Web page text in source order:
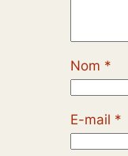
Nom *
E-mail *